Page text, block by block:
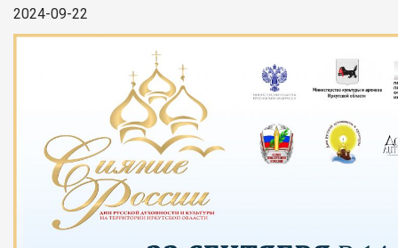
2024-09-22